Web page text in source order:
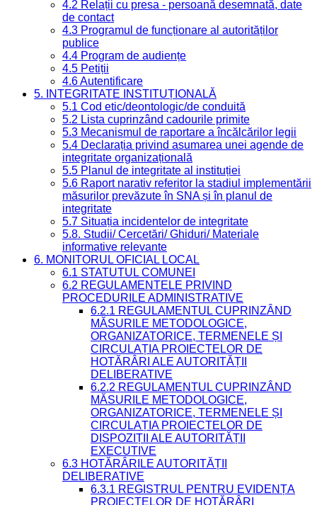
4.2 Relații cu presa - persoană desemnată, date
de contact
4.3 Programul de funcționare al autorităților
publice
4.4 Program de audiențe
4.5 Petiții
4.6 Autentificare
5. INTEGRITATE INSTITUȚIONALĂ
5.1 Cod etic/deontologic/de conduită
5.2 Lista cuprinzând cadourile primite
5.3 Mecanismul de raportare a încălcărilor legii
5.4 Declarația privind asumarea unei agende de
integritate organizațională
5.5 Planul de integritate al instituției
5.6 Raport narativ referitor la stadiul implementării
măsurilor prevăzute în SNA și în planul de
integritate
5.7 Situația incidentelor de integritate
5.8. Studii/ Cercetări/ Ghiduri/ Materiale
informative relevante
6. MONITORUL OFICIAL LOCAL
6.1 STATUTUL COMUNEI
6.2 REGULAMENTELE PRIVIND
PROCEDURILE ADMINISTRATIVE
6.2.1 REGULAMENTUL CUPRINZÂND
MĂSURILE METODOLOGICE,
ORGANIZATORICE, TERMENELE ȘI
CIRCULAȚIA PROIECTELOR DE
HOTĂRÂRI ALE AUTORITĂȚII
DELIBERATIVE
6.2.2 REGULAMENTUL CUPRINZÂND
MĂSURILE METODOLOGICE,
ORGANIZATORICE, TERMENELE ȘI
CIRCULAȚIA PROIECTELOR DE
DISPOZIȚII ALE AUTORITĂȚII
EXECUTIVE
6.3 HOTĂRÂRILE AUTORITĂȚII
DELIBERATIVE
6.3.1 REGISTRUL PENTRU EVIDENȚA
PROIECTELOR DE HOTĂRÂRI